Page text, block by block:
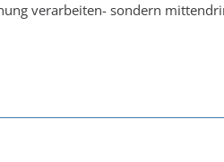
verarbeiten- sondern